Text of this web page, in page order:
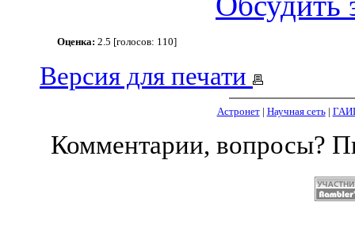
Оценка: 2.5 [голосов: 110]
Версия для печати
Астронет| Научная сеть|
Комментарии, вопросы?